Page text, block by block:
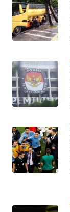
WN
KARAWANG
BEKASI
WN
BOGOR
WN
DEPOK
WN